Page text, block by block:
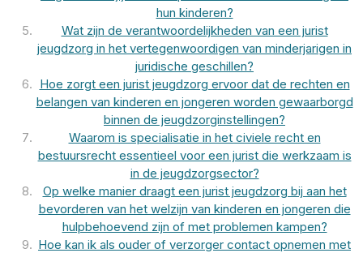
hun kinderen?
Wat zijn de verantwoordelijkheden van een jurist
jeugdzorg in het vertegenwoordigen van minderjarigen in
juridische geschillen?
Hoe zorgt een jurist jeugdzorg ervoor dat de rechten en
belangen van kinderen en jongeren worden gewaarborgd
binnen de jeugdzorginstellingen?
Waarom is specialisatie in het civiele recht en
bestuursrecht essentieel voor een jurist die werkzaam is
in de jeugdzorgsector?
Op welke manier draagt een jurist jeugdzorg bij aan het
bevorderen van het welzijn van kinderen en jongeren die
hulpbehoevend zijn of met problemen kampen?
Hoe kan ik als ouder of verzorger contact opnemen met